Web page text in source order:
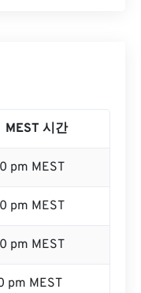
MEST 시간
pm MEST
pm MEST
pm MEST
pm MEST